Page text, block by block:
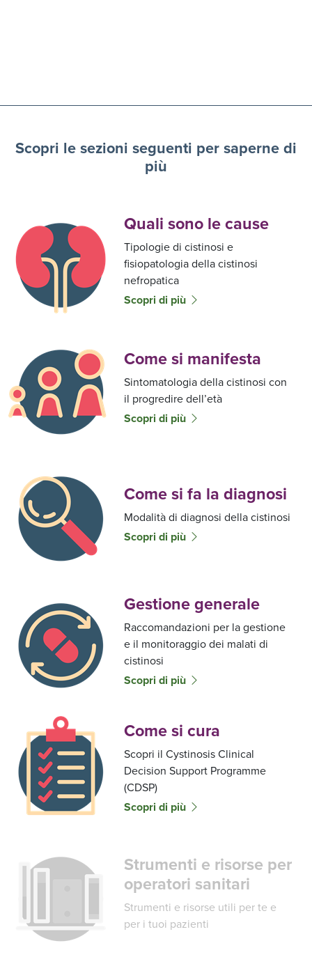
Scopri le sezioni seguenti per saperne di
più
Quali sono le cause
Tipologie di cistinosi e
fisiopatologia della cistinosi
nefropatica
Scopri di più
Come si manifesta
Sintomatologia della cistinosi con
il progredire dell’età
Scopri di più
Come si fa la diagnosi
Modalità di diagnosi della cistinosi
Scopri di più
Gestione generale
Raccomandazioni per la gestione
e il monitoraggio dei malati di
cistinosi
Scopri di più
Come si cura
Scopri il Cystinosis Clinical
Decision Support Programme
(CDSP)
Scopri di più
Strumenti e risorse per
operatori sanitari
Strumenti e risorse utili per te e
per i tuoi pazienti